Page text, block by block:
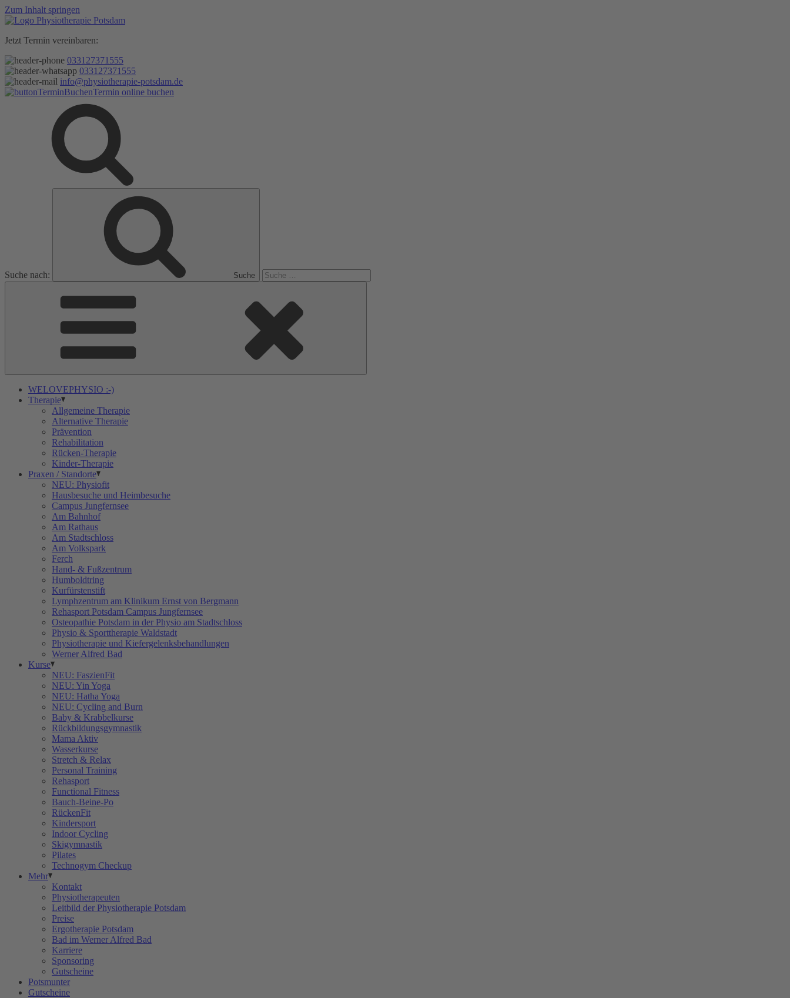
Zum Inhalt springen
Jetzt Termin vereinbaren:
033127371555
033127371555
info@physiotherapie-potsdam.de
Termin online buchen
Suche nach: Suche
WELOVEPHYSIO :-)
Therapie
Allgemeine Therapie
Alternative Therapie
Prävention
Rehabilitation
Rücken-Therapie
Kinder-Therapie
Praxen / Standorte
NEU: Physiofit
Hausbesuche und Heimbesuche
Campus Jungfernsee
Am Bahnhof
Am Rathaus
Am Stadtschloss
Am Volkspark
Ferch
Hand- & Fußzentrum
Humboldtring
Kurfürstenstift
Lymphzentrum am Klinikum Ernst von Bergmann
Rehasport Potsdam Campus Jungfernsee
Osteopathie Potsdam in der Physio am Stadtschloss
Physio & Sporttherapie Waldstadt
Physiotherapie und Kiefergelenksbehandlungen
Werner Alfred Bad
Kurse
NEU: FaszienFit
NEU: Yin Yoga
NEU: Hatha Yoga
NEU: Cycling and Burn
Baby & Krabbelkurse
Rückbildungsgymnastik
Mama Aktiv
Wasserkurse
Stretch & Relax
Personal Training
Rehasport
Functional Fitness
Bauch-Beine-Po
RückenFit
Kindersport
Indoor Cycling
Skigymnastik
Pilates
Technogym Checkup
Mehr
Kontakt
Physiotherapeuten
Leitbild der Physiotherapie Potsdam
Preise
Ergotherapie Potsdam
Bad im Werner Alfred Bad
Karriere
Sponsoring
Gutscheine
Potsmunter
Gutscheine